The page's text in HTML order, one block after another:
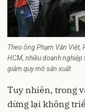
Theo ông Phạm Văn Việt,
HCM, nhiều doanh
giảm quy mô sản xuất
Tuy nhiên, trong
dừng lại không